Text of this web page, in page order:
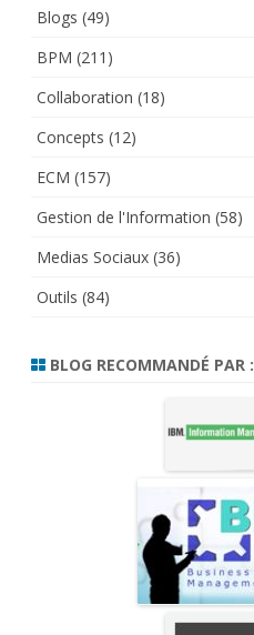
Blogs (49)
BPM (211)
Collaboration (18)
Concepts (12)
ECM (157)
Gestion de l'Information (58)
Medias Sociaux (36)
Outils (84)
BLOG RECOMMANDÉ PAR :